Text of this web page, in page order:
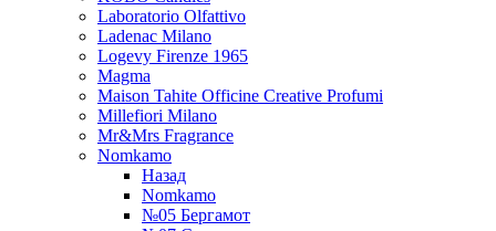
Laboratorio Olfattivo
Ladenac Milano
Logevy Firenze 1965
Magma
Maison Tahite Officine Creative Profumi
Millefiori Milano
Mr&Mrs Fragrance
Nomkamo
Назад
Nomkamo
№05 Бергамот